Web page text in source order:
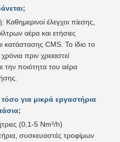
έλεγχοι πίεσης,
αέρα και ετήσιες
κατάστασης CMS. Το ίδιο το
πριν χρειαστεί
την ποιότητα του αέρα
για μικρά εργαστήρια
(0,1-5 Nm³/h)
συσκευαστές τροφίμων